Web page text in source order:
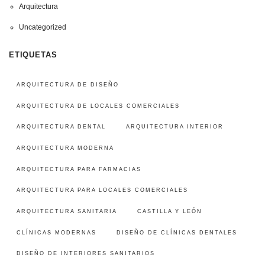
Arquitectura
Uncategorized
ETIQUETAS
ARQUITECTURA DE DISEÑO
ARQUITECTURA DE LOCALES COMERCIALES
ARQUITECTURA DENTAL ARQUITECTURA INTERIOR
ARQUITECTURA MODERNA
ARQUITECTURA PARA FARMACIAS
ARQUITECTURA PARA LOCALES COMERCIALES
ARQUITECTURA SANITARIA CASTILLA Y LEÓN
CLÍNICAS MODERNAS DISEÑO DE CLÍNICAS DENTALES
DISEÑO DE INTERIORES SANITARIOS